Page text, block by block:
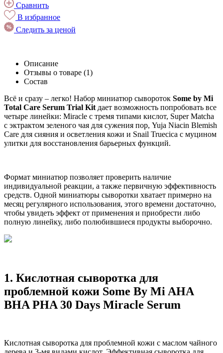
Сравнить
В избранное
Следить за ценой
Описание
Отзывы о товаре (1)
Состав
Всё и сразу – легко! Набор миниатюр сывороток Some by Mi
Total Care Serum Trial Kit дает возможность попробовать все
четыре линейки: Miracle с тремя типами кислот, Super Matcha
с эктрактом зеленого чая для сужения пор, Yuja Niacin Blemish
Care для сияния и осветления кожи и Snail Truecica с муцином
улитки для восстановления барьерных функций.
Формат миниатюр позволяет проверить наличие
индивидуальной реакции, а также первичную эффективность
средств. Одной миниатюры сыворотки хватает примерно на
месяц регулярного использования, этого времени достаточно,
чтобы увидеть эффект от применения и приобрести либо
полную линейку, либо полюбившиеся продукты выборочно.
1. Кислотная сыворотка для
проблемной кожи Some By Mi AHA
BHA PHA 30 Days Miracle Serum
Кислотная сыворотка для проблемной кожи с маслом чайного